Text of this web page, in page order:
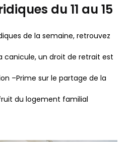
du 11 au 15
de la semaine, retrouvez
canicule, un droit de retrait est
–Prime sur le partage de la
du logement familial